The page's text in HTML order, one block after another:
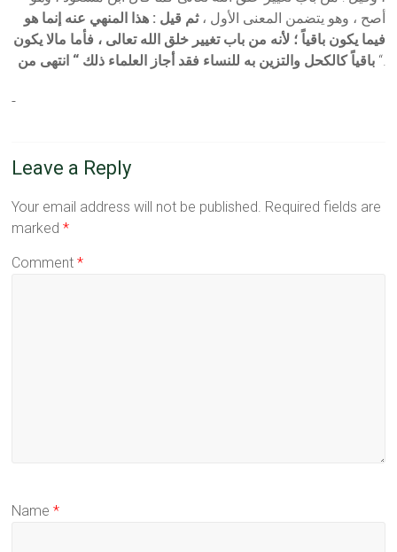
أصح ، وهو يتضمن المعنى الأول ،ثم قيل : هذا المنهي عنه إنما هو
فيما يكون باقياً ؛ لأنه من باب تغيير خلق الله تعالى ، فأما مالا يكون
باقياً كالكحل والتزين به للنساء فقد أجاز العلماء ذلك “ انتهى من“.
Leave a Reply
Your email address will not be published. Required fields are
marked*
Comment*
Name*